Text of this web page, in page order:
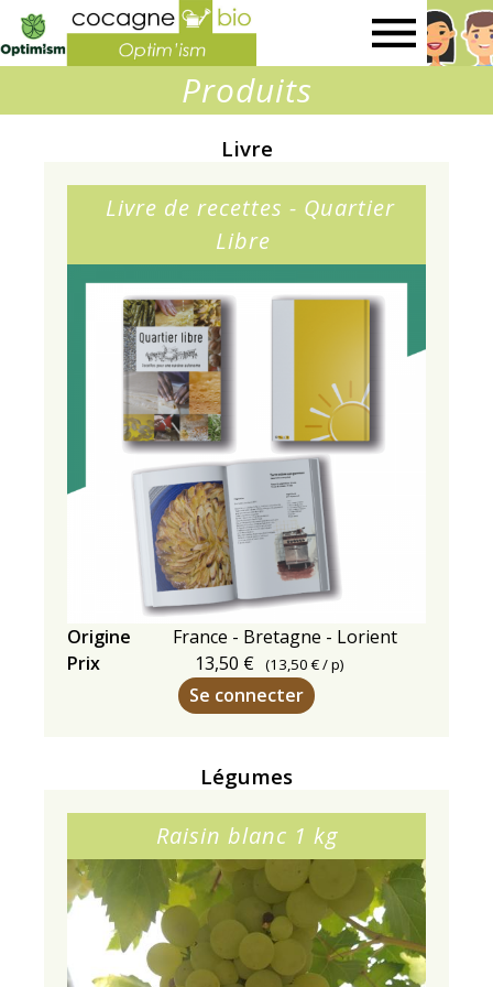
Produits
Livre
Livre de recettes - Quartier
Libre
Ce
livre
d’un
partage
culinaire
culturel
Origine
France - Bretagne - Lorient
Prix
13,50 € (13,50 €/ p)
Se connecter
Légumes
Raisin blanc 1 kg